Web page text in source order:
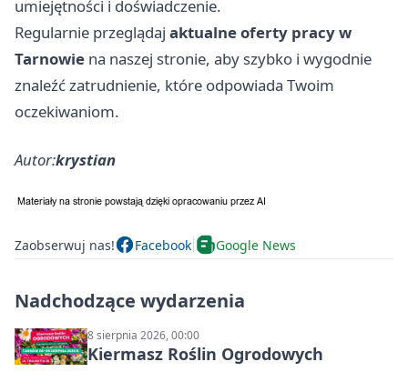
umiejętności i doświadczenie.
Regularnie przeglądaj aktualne oferty pracy w
Tarnowie na naszej stronie, aby szybko i wygodnie
znaleźć zatrudnienie, które odpowiada Twoim
oczekiwaniom.
Autor:krystian
Zaobserwuj nas! Facebook Google News
Nadchodzące wydarzenia
8 sierpnia 2026, 00:00
Kiermasz Roślin Ogrodowych